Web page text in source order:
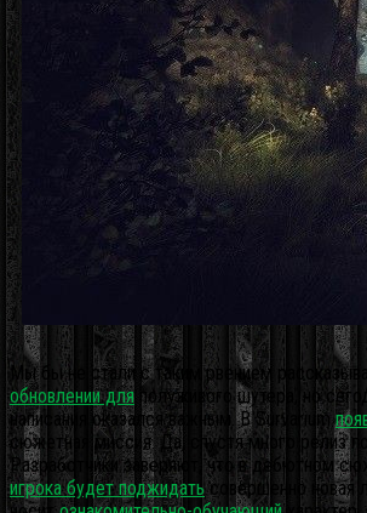
Мы бы не стали с таким рвением
обновлении для полуживого шутера, но
написания оказался важным. В Survarium
сюжетная миссия. Да, спустя много релиз
Разработчики заверяют, что в дебютном
игрока будет поджидатьсовершенно новая